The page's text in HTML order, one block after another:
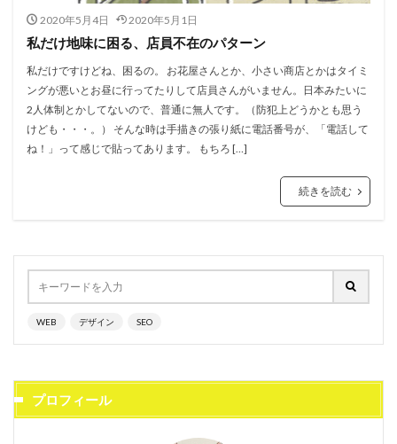
2020年5月4日 2020年5月1日
私だけ地味に困る、店員不在のパターン
私だけですけどね、困るの。 お花屋さんとか、小さい商店とかはタイミ
ングが悪いとお昼に行ってたりして店員さんがいません。日本みたいに
2人体制とかしてないので、普通に無人です。（防犯上どうかとも思う
けども・・・。） そんな時は手描きの張り紙に電話番号が、「電話して
ね！」って感じで貼ってあります。 もちろ […]
続きを読む
WEB デザイン SEO
プロフィール